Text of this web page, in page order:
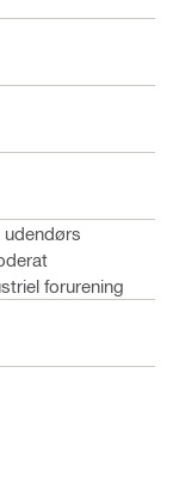
udendørs
forurening